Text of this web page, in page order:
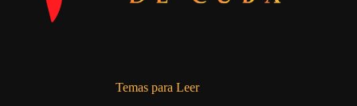
Temas para Leer